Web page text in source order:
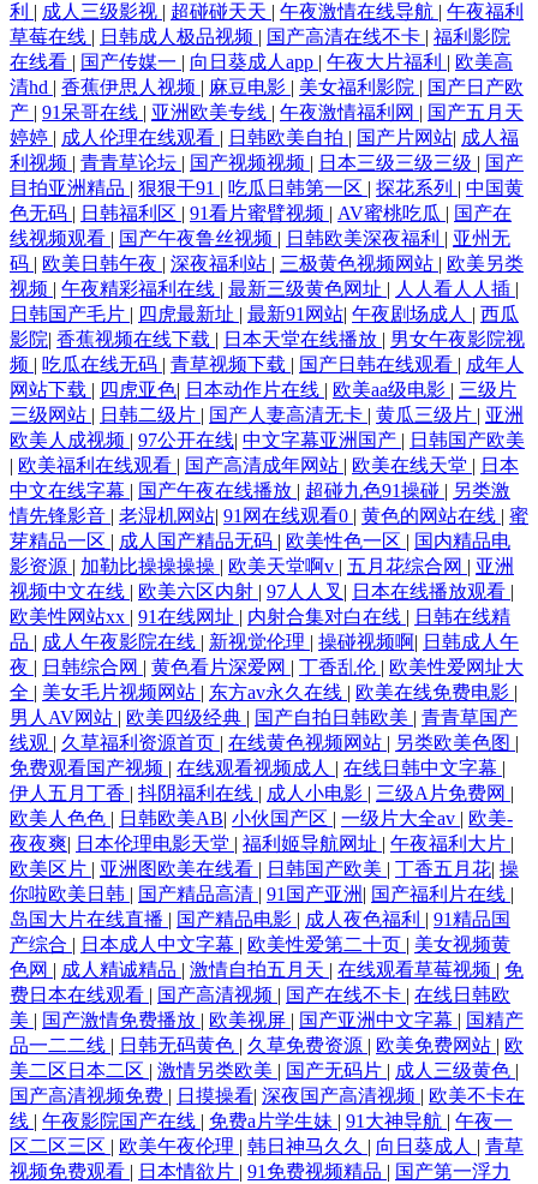
利 | 成人三级影视 | 超碰碰天天 | 午夜激情在线导航 | 午夜福利
草莓在线 | 日韩成人极品视频 | 国产高清在线不卡 | 福利影院
在线看 | 国产传媒一 | 向日葵成人app | 午夜大片福利 | 欧美高
清hd | 香蕉伊思人视频 | 麻豆电影 | 美女福利影院 | 国产日产欧
产 | 91呆哥在线 | 亚洲欧美专线 | 午夜激情福利网 | 国产五月天
婷婷 | 成人伦理在线观看 | 日韩欧美自拍 | 国产片网站| 成人福
利视频 | 青青草论坛 | 国产视频视频 | 日本三级三级三级 | 国产
目拍亚洲精品 | 狠狠干91 | 吃瓜日韩第一区 | 探花系列 | 中国黄
色无码 | 日韩福利区 | 91看片蜜臂视频 | AV蜜桃吃瓜 | 国产在
线视频观看 | 国产午夜鲁丝视频 | 日韩欧美深夜福利 | 亚州无
码 | 欧美日韩午夜 | 深夜福利站 | 三极黄色视频网站 | 欧美另类
视频 | 午夜精彩福利在线 | 最新三级黄色网址 | 人人看人人插 |
日韩国产毛片 | 四虎最新址 | 最新91网站| 午夜剧场成人 | 西瓜
影院| 香蕉视频在线下载 | 日本天堂在线播放 | 男女午夜影院视
频 | 吃瓜在线无码 | 青草视频下载 | 国产日韩在线观看 | 成年人
网站下载 | 四虎亚色| 日本动作片在线 | 欧美aa级电影 | 三级片
三级网站 | 日韩二级片 | 国产人妻高清无卡 | 黄瓜三级片 | 亚洲
欧美人成视频 | 97公开在线| 中文字幕亚洲国产 | 日韩国产欧美
| 欧美福利在线观看 | 国产高清成年网站 | 欧美在线天堂 | 日本
中文在线字幕 | 国产午夜在线播放 | 超碰九色91操碰 | 另类激
情先锋影音 | 老湿机网站| 91网在线观看0 | 黄色的网站在线 | 蜜
芽精品一区 | 成人国产精品无码 | 欧美性色一区 | 国内精品电
影资源 | 加勒比操操操操 | 欧美天堂啊v | 五月花综合网 | 亚洲
视频中文在线 | 欧美六区内射 | 97人人叉 | 日本在线播放观看 |
欧美性网站xx | 91在线网址 | 内射合集对白在线 | 日韩在线精
品 | 成人午夜影院在线 | 新视觉伦理 | 操碰视频啊| 日韩成人午
夜 | 日韩综合网 | 黄色看片深爱网 | 丁香乱伦 | 欧美性爱网址大
全 | 美女毛片视频网站 | 东方av永久在线 | 欧美在线免费电影 |
男人AV网站 | 欧美四级经典 | 国产自拍日韩欧美 | 青青草国产
线观 | 久草福利资源首页 | 在线黄色视频网站 | 另类欧美色图 |
免费观看国产视频 | 在线观看视频成人 | 在线日韩中文字幕 |
伊人五月丁香 | 抖阴福利在线 | 成人小电影 | 三级A片免费网 |
欧美人色色 | 日韩欧美AB| 小伙国产区 | 一级片大全av | 欧美-
夜夜爽| 日本伦理电影天堂 | 福利姬导航网址 | 午夜福利大片 |
欧美区片 | 亚洲图欧美在线看 | 日韩国产欧美 | 丁香五月花| 操
你啦欧美日韩 | 国产精品高清 | 91国产亚洲 | 国产福利片在线 |
岛国大片在线直播 | 国产精品电影 | 成人夜色福利 | 91精品国
产综合 | 日本成人中文字幕 | 欧美性爱第二十页 | 美女视频黄
色网 | 成人精诚精品 | 激情自拍五月天 | 在线观看草莓视频 | 免
费日本在线观看 | 国产高清视频 | 国产在线不卡 | 在线日韩欧
美 | 国产激情免费播放 | 欧美视屏 | 国产亚洲中文字幕 | 国精产
品一二二线 | 日韩无码黄色 | 久草免费资源 | 欧美免费网站 | 欧
美二区日本二区 | 激情另类欧美 | 国产无码片 | 成人三级黄色 |
国产高清视频免费 | 日摸操看| 深夜国产高清视频 | 欧美不卡在
线 | 午夜影院国产在线 | 免费a片学生妹 | 91大神导航 | 午夜一
区二区三区 | 欧美午夜伦理 | 韩日神马久久 | 向日葵成人 | 青草
视频免费观看 | 日本情欲片 | 91免费视频精品 | 国产第一浮力